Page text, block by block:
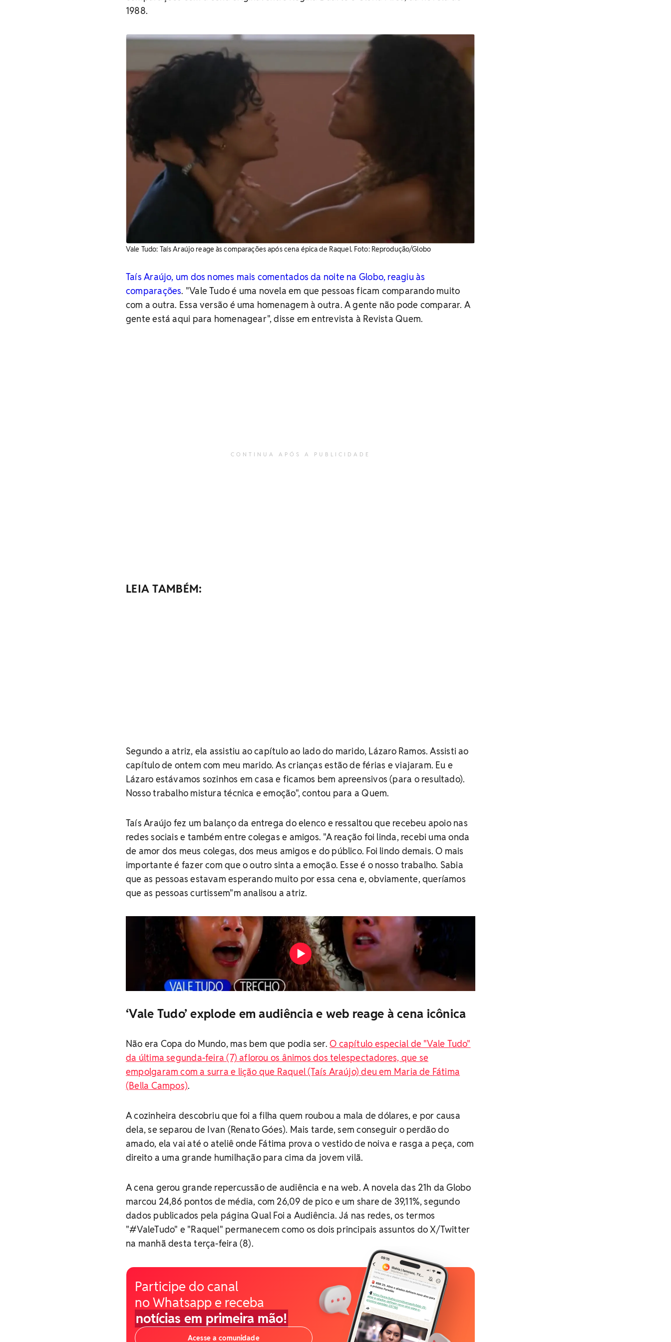
1988.
Vale Tudo: Taís Araújo reage às comparações após cena épica de Raquel. ​Foto: Reprodução/Globo
Taís Araújo, um dos nomes mais comentados da noite na Globo, reagiu às
comparações. "Vale Tudo é uma novela em que pessoas ficam comparando muito
com a outra. Essa versão é uma homenagem à outra. A gente não pode comparar. A
gente está aqui para homenagear", disse em entrevista à Revista Quem.
CONTINUA APÓS A PUBLICIDADE
LEIA TAMBÉM:
Segundo a atriz, ela assistiu ao capítulo ao lado do marido, Lázaro Ramos. Assisti ao
capítulo de ontem com meu marido. As crianças estão de férias e viajaram. Eu e
Lázaro estávamos sozinhos em casa e ficamos bem apreensivos (para o resultado).
Nosso trabalho mistura técnica e emoção", contou para a Quem.
Taís Araújo fez um balanço da entrega do elenco e ressaltou que recebeu apoio nas
redes sociais e também entre colegas e amigos. "A reação foi linda, recebi uma onda
de amor dos meus colegas, dos meus amigos e do público. Foi lindo demais. O mais
importante é fazer com que o outro sinta a emoção. Esse é o nosso trabalho. Sabia
que as pessoas estavam esperando muito por essa cena e, obviamente, queríamos
que as pessoas curtissem"m analisou a atriz.
‘Vale Tudo’ explode em audiência e web reage à cena icônica
Não era Copa do Mundo, mas bem que podia ser.O capítulo especial de "Vale Tudo"
da última segunda-feira (7) aflorou os ânimos dos telespectadores, que se
empolgaram com a surra e lição que Raquel (Taís Araújo) deu em Maria de Fátima
(Bella Campos).
A cozinheira descobriu que foi a filha quem roubou a mala de dólares, e por causa
dela, se separou de Ivan (Renato Góes). Mais tarde, sem conseguir o perdão do
amado, ela vai até o ateliê onde Fátima prova o vestido de noiva e rasga a peça, com
direito a uma grande humilhação para cima da jovem vilã.
A cena gerou grande repercussão de audiência e na web. A novela das 21h da Globo
marcou 24,86 pontos de média, com 26,09 de pico e um share de 39,11%, segundo
dados publicados pela página Qual Foi a Audiência. Já nas redes, os termos
"#ValeTudo" e "Raquel" permanecem como os dois principais assuntos do X/Twitter
na manhã desta terça-feira (8).
Participe do canal
no Whatsapp e receba
notícias em primeira mão!
Acesse a comunidade